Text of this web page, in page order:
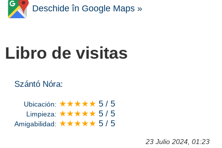
Deschide în Google Maps »
Libro de visitas
Szántó Nóra:
Ubicación: ★★★★★ 5 / 5
Limpieza: ★★★★★ 5 / 5
Amigabilidad: ★★★★★ 5 / 5
23 Julio 2024, 01:23